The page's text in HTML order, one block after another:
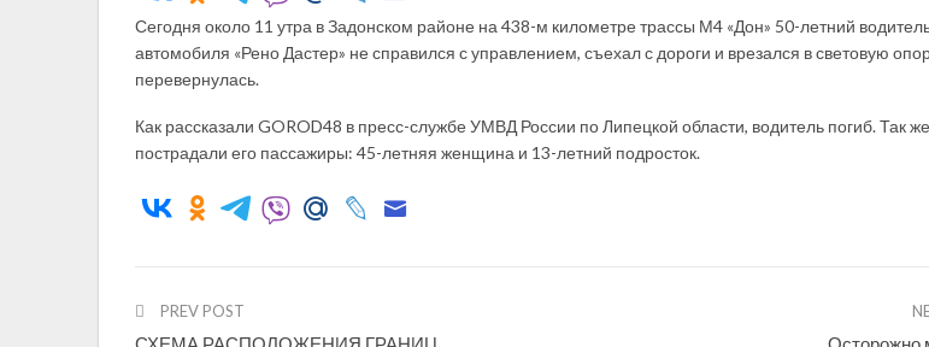
Сегодня около 11 утра в Задонском районе на 438-м километре трассы М4 «Дон» 50-летний
автомобиля «Рено Дастер» не справился с управлением, съехал с дороги и врезался в световую
перевернулась.
Как рассказали GOROD48 в пресс-службе УМВД России по Липецкой области, водитель погиб. Так же
пострадали его пассажиры: 45-летняя женщина и 13-летний подросток.
PREV POST